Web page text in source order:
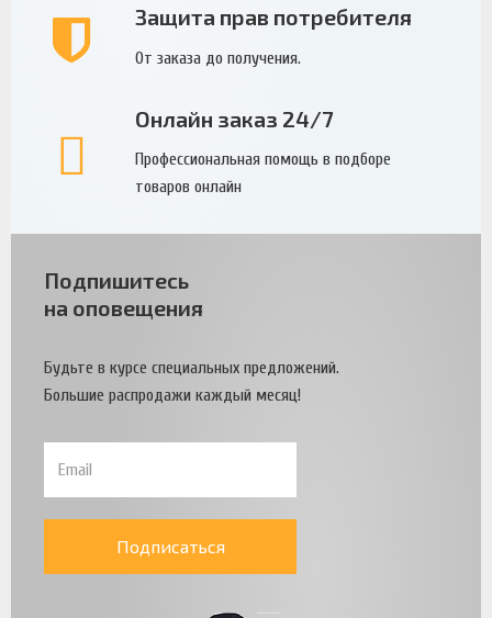
Защита прав потребителя
От заказа до получения.
Онлайн заказ 24/7
Профессиональная помощь в подборе
товаров онлайн
Подпишитесь
на оповещения
Будьте в курсе специальных предложений.
Большие распродажи каждый месяц!
Подписаться